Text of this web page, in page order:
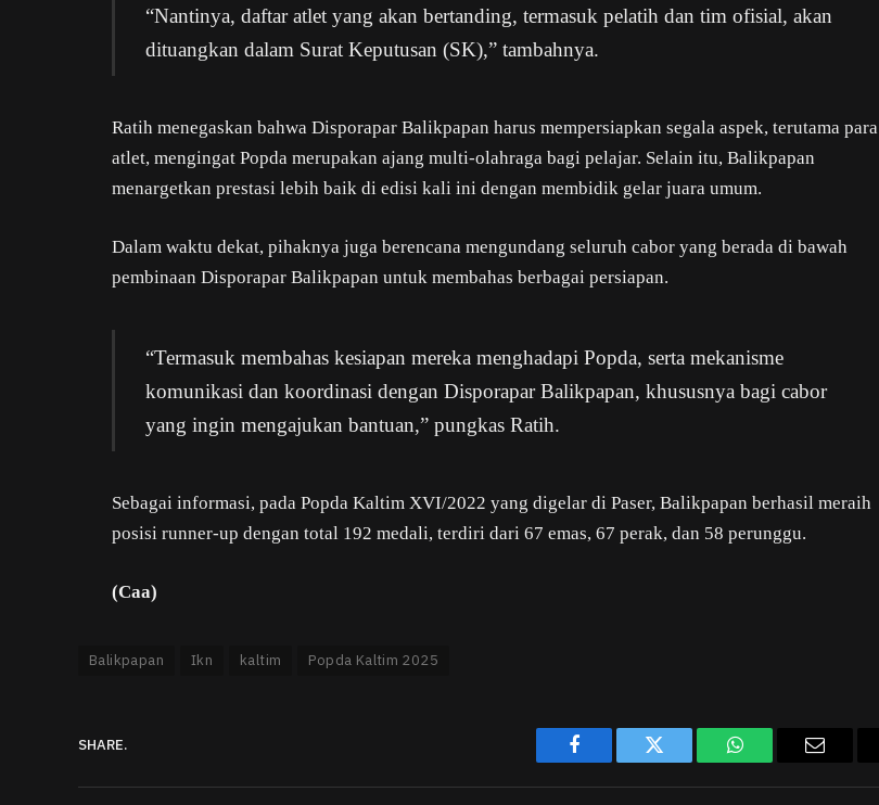
“Nantinya, daftar atlet yang akan bertanding, termasuk pelatih dan tim ofisial, akan
dituangkan dalam Surat Keputusan (SK),” tambahnya.
Ratih menegaskan bahwa Disporapar Balikpapan harus mempersiapkan segala aspek, terutama para
atlet, mengingat Popda merupakan ajang multi-olahraga bagi pelajar. Selain itu, Balikpapan
menargetkan prestasi lebih baik di edisi kali ini dengan membidik gelar juara umum.
Dalam waktu dekat, pihaknya juga berencana mengundang seluruh cabor yang berada di bawah
pembinaan Disporapar Balikpapan untuk membahas berbagai persiapan.
“Termasuk membahas kesiapan mereka menghadapi Popda, serta mekanisme
komunikasi dan koordinasi dengan Disporapar Balikpapan, khususnya bagi cabor
yang ingin mengajukan bantuan,” pungkas Ratih.
Sebagai informasi, pada Popda Kaltim XVI/2022 yang digelar di Paser, Balikpapan berhasil meraih
posisi runner-up dengan total 192 medali, terdiri dari 67 emas, 67 perak, dan 58 perunggu.
(Caa)
Balikpapan Ikn kaltim Popda Kaltim 2025
SHARE.
Facebook Twitter WhatsAppEmail